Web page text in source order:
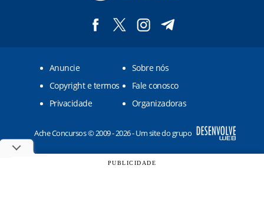
Anuncie
Sobre nós
Copyright e termos
Fale conosco
Privacidade
Organizadoras
Ache Concursos © 2009 - 2026 - Um site do grupo
PUBLICIDADE